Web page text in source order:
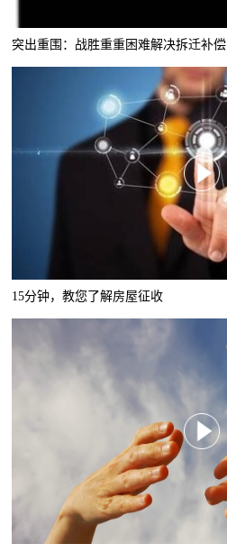
突出重围：战胜重重困难解决拆迁补偿
15分钟，教您了解房屋征收